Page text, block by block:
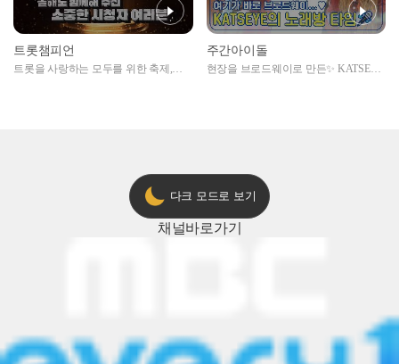
트롯챔피언
트롯을 사랑하는 모두를 위한 축제,
주간아이돌
현장을 브로드웨이로 만든✨ KATSEYE
다크 모드로 보기
채널바로가기